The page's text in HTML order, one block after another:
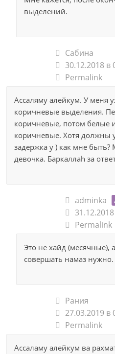
выделений.
Сабина
30.12.2018 в
Permalink
Ассаляму алейкум. У меня
коричневые выделения.
коричневые, потом белые
коричневые. Хотя должны
задержка у ) как мне
девочка. Баркаллаh за
adminka
Permalink
Это не хайд (месячные),
совершать намаз нужно.
Рания
27.03.2019 в
Permalink
Ассаламу алейкум ва